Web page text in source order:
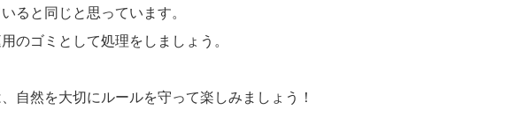
ると同じと思っています。
のゴミとして処理をしましょう。
自然を大切にルールを守って楽しみましょう！